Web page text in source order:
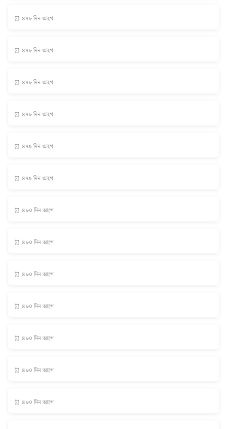
⏰ ৪৭৮ দিন আগে
⏰ ৪৭৮ দিন আগে
⏰ ৪৭৮ দিন আগে
⏰ ৪৭৮ দিন আগে
⏰ ৪৭৯ দিন আগে
⏰ ৪৭৯ দিন আগে
⏰ ৪৮০ দিন আগে
⏰ ৪৮০ দিন আগে
⏰ ৪৮০ দিন আগে
⏰ ৪৮০ দিন আগে
⏰ ৪৮০ দিন আগে
⏰ ৪৮০ দিন আগে
⏰ ৪৮০ দিন আগে